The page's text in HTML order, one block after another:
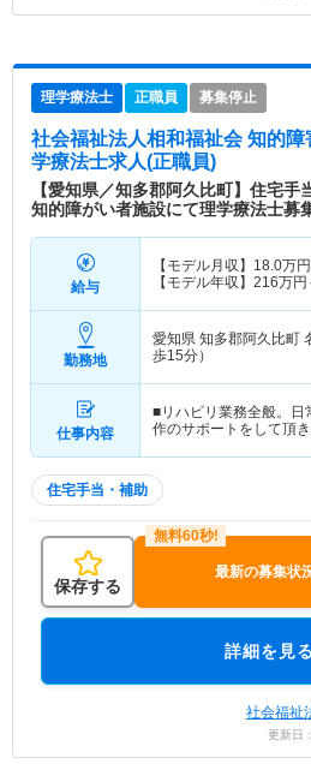
理学療法士 正職員 募集停止
社会福祉法人相和福祉会 知的
学療法士求人(正職員)
【愛知県／知多郡阿久比町】住宅
知的障がい者施設にて理学療法士募
給与
【モデル月収】 18.0万
【モデル年収】 216万円
勤務地
愛知県 知多郡阿久比町
歩15分）
仕事内容
■リハビリ業務全般。日
作のサポートをして頂
住宅手当・補助
保存する
最新の募集状
詳細を見る
社会福祉
更新日